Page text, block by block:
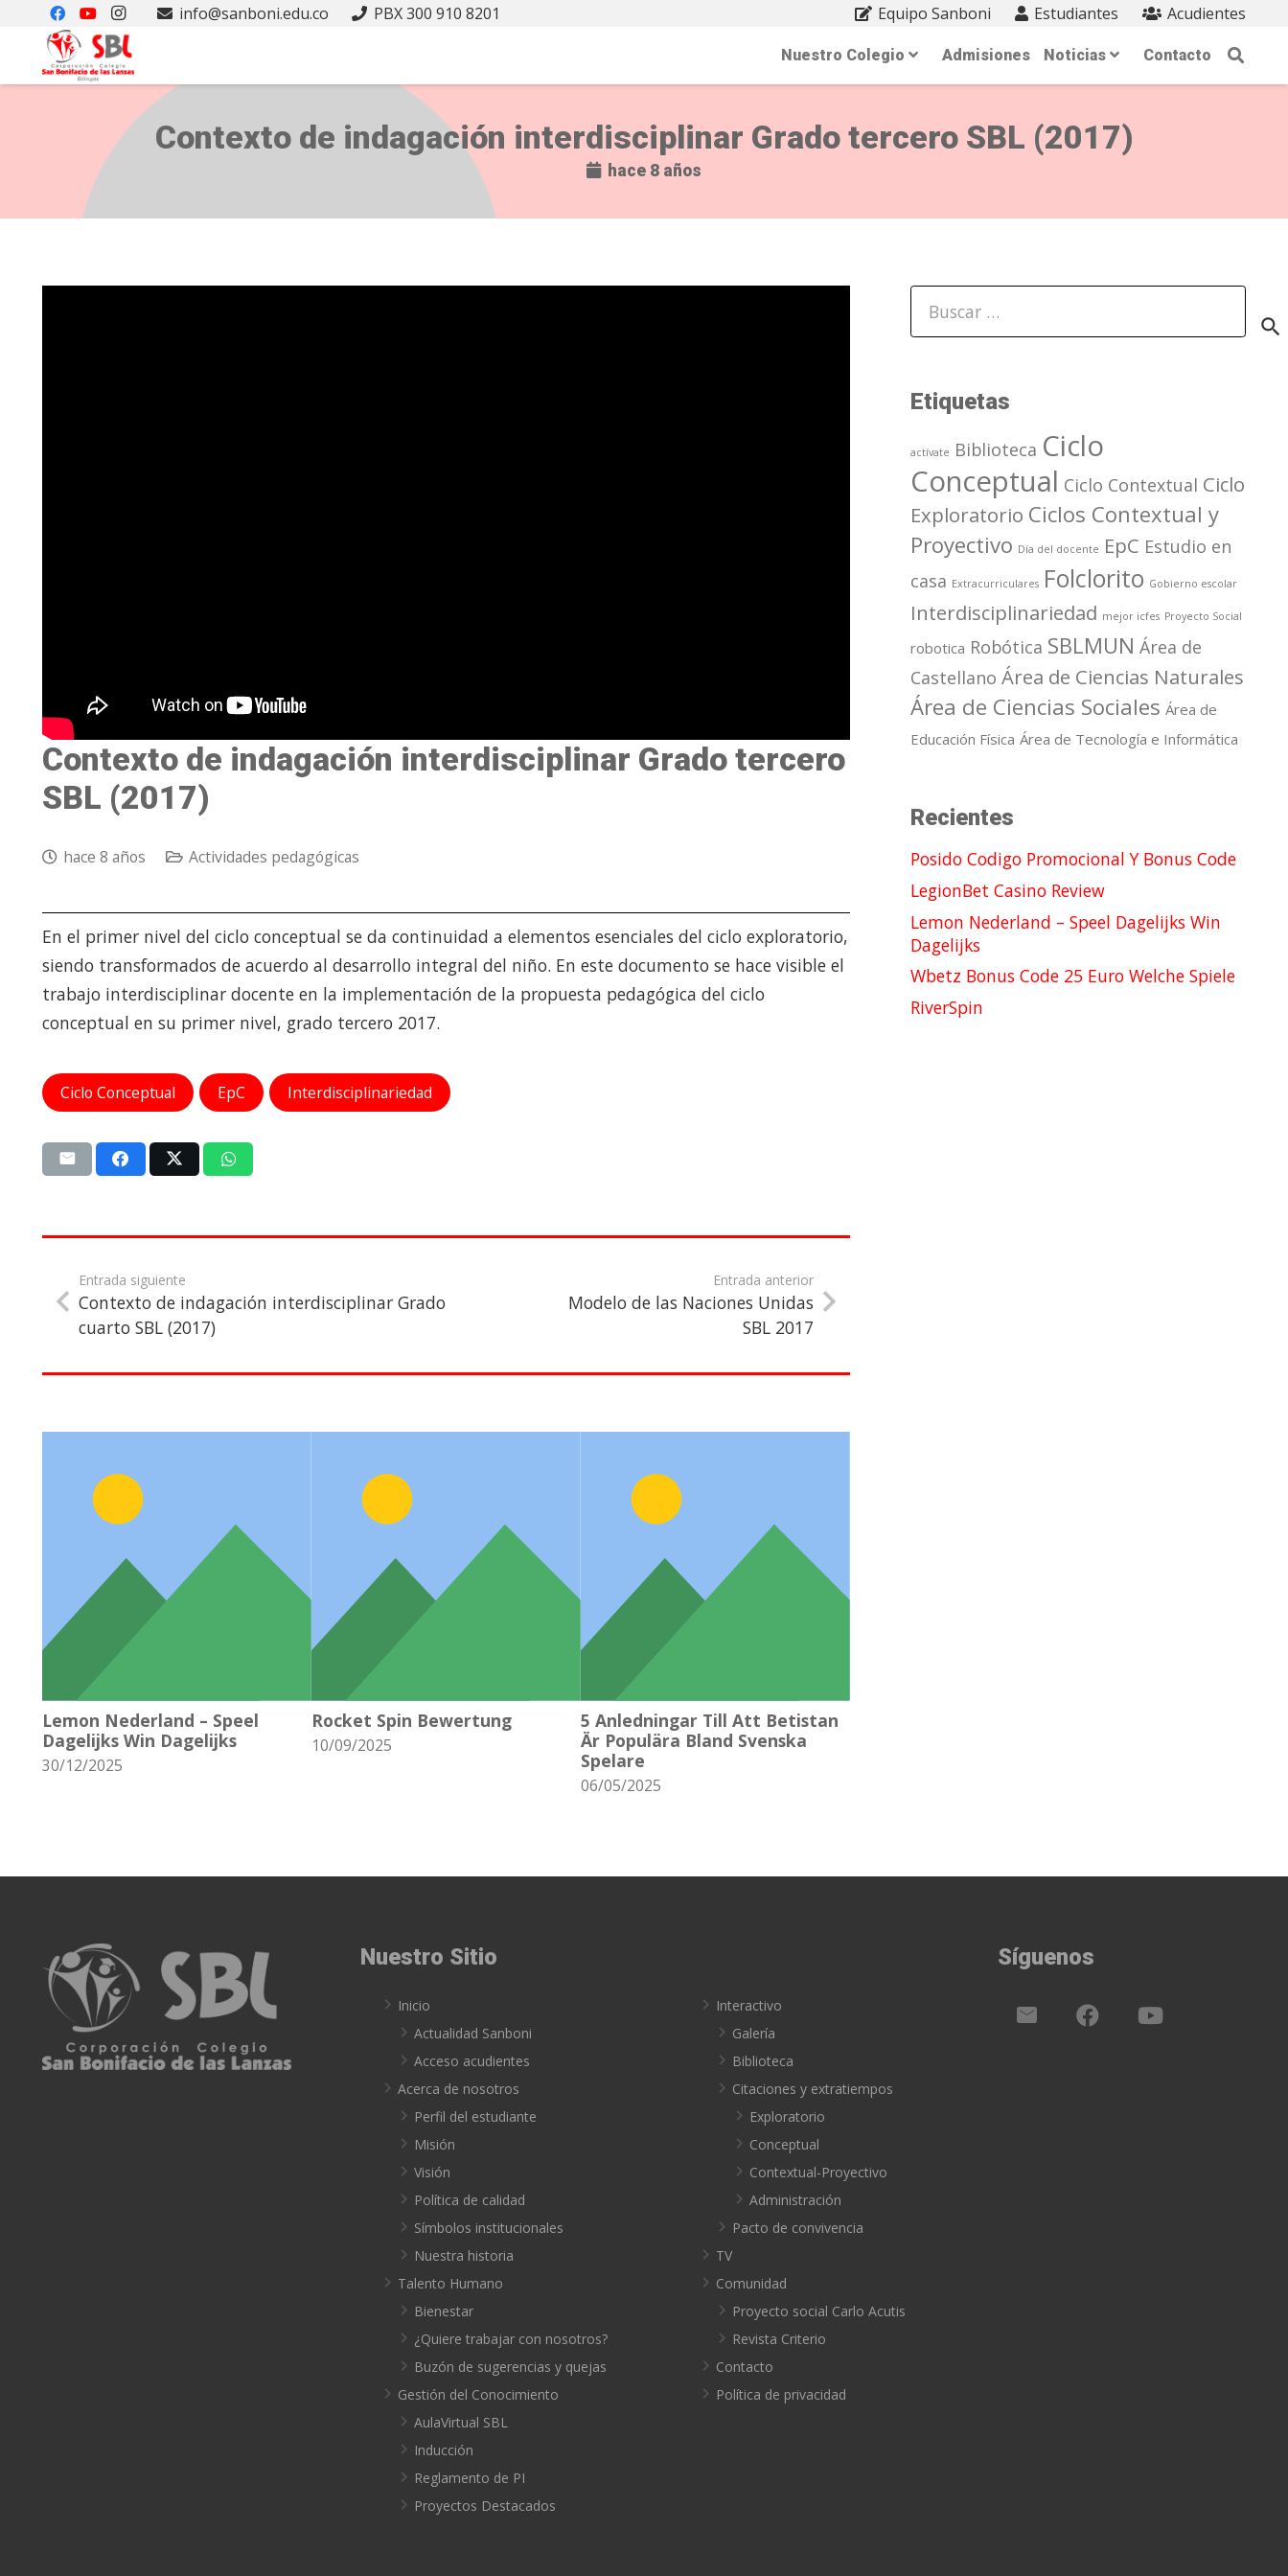
info@sanboni.edu.co PBX 300 910 8201 Equipo Sanboni Estudiantes Acudientes
Nuestro Colegio Admisiones Noticias Contacto
Contexto de indagación interdisciplinar Grado tercero SBL (2017)
hace 8 años
Contexto de indagación interdisciplinar Grado tercero
SBL (2017)
hace 8 años Actividades pedagógicas
En el primer nivel del ciclo conceptual se da continuidad a elementos esenciales del ciclo exploratorio,
siendo transformados de acuerdo al desarrollo integral del niño. En este documento se hace visible el
trabajo interdisciplinar docente en la implementación de la propuesta pedagógica del ciclo
conceptual en su primer nivel, grado tercero 2017.
Ciclo Conceptual EpC Interdisciplinariedad
Entrada siguiente
Contexto de indagación interdisciplinar Grado
cuarto SBL (2017)
Entrada anterior
Modelo de las Naciones Unidas
SBL 2017
Lemon Nederland – Speel
Dagelijks Win Dagelijks
30/12/2025
Rocket Spin Bewertung
10/09/2025
5 Anledningar Till Att Betistan
Är Populära Bland Svenska
Spelare
06/05/2025
Etiquetas
actívate Biblioteca Ciclo
Conceptual Ciclo Contextual Ciclo
Exploratorio Ciclos Contextual y
Proyectivo Día del docente EpC Estudio en
casa Extracurriculares Folclorito Gobierno escolar
Interdisciplinariedad mejor icfes Proyecto Social
robotica Robótica SBLMUN Área de
Castellano Área de Ciencias Naturales
Área de Ciencias Sociales Área de
Educación Física Área de Tecnología e Informática
Recientes
Posido Codigo Promocional Y Bonus Code
LegionBet Casino Review
Lemon Nederland – Speel Dagelijks Win
Dagelijks
Wbetz Bonus Code 25 Euro Welche Spiele
RiverSpin
Nuestro Sitio
Inicio
Actualidad Sanboni
Acceso acudientes
Acerca de nosotros
Perfil del estudiante
Misión
Visión
Política de calidad
Símbolos institucionales
Nuestra historia
Talento Humano
Bienestar
¿Quiere trabajar con nosotros?
Buzón de sugerencias y quejas
Gestión del Conocimiento
AulaVirtual SBL
Inducción
Reglamento de PI
Proyectos Destacados
Interactivo
Galería
Biblioteca
Citaciones y extratiempos
Exploratorio
Conceptual
Contextual-Proyectivo
Administración
Pacto de convivencia
TV
Comunidad
Proyecto social Carlo Acutis
Revista Criterio
Contacto
Política de privacidad
Síguenos